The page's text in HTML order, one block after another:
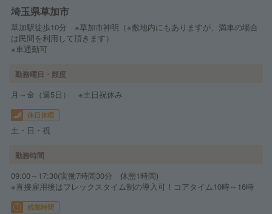
埼玉県草加市
草加駅徒歩10分 ※草加市神明（※敷地内にもありますが、満車の場合
は民間を利用して頂きます）
※車通勤可
勤務曜日・頻度
月～金（週5日） ※土日祝休み
休日休暇
土・日・祝
勤務時間
09:00～17:30(実働7時間30分 休憩1時間)
※直接雇用後はフレックスタイム制の導入可！コアタイム10時～16時
残業時間